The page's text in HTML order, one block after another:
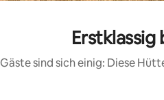
Gäste sind sich einig: Diese